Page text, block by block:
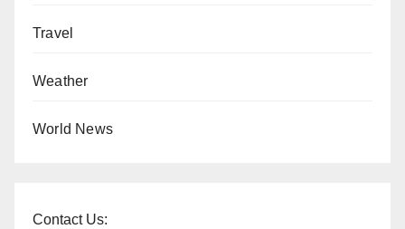
Travel
Weather
World News
Contact Us: